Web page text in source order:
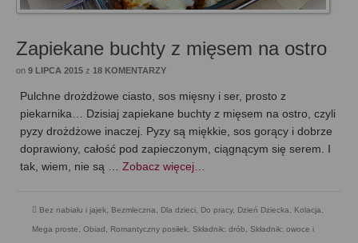
Zapiekane buchty z mięsem na ostro
on 9 LIPCA 2015 z 18 KOMENTARZY
Pulchne drożdżowe ciasto, sos mięsny i ser, prosto z
piekarnika… Dzisiaj zapiekane buchty z mięsem na ostro, czyli
pyzy drożdżowe inaczej. Pyzy są miękkie, sos gorący i dobrze
doprawiony, całość pod zapieczonym, ciągnącym się serem. I
tak, wiem, nie są … Zobacz więcej…
Bez nabiału i jajek, Bezmleczna, Dla dzieci, Do pracy, Dzień Dziecka, Kolacja,
Mega proste, Obiad, Romantyczny posiłek, Składnik: drób, Składnik: owoce i